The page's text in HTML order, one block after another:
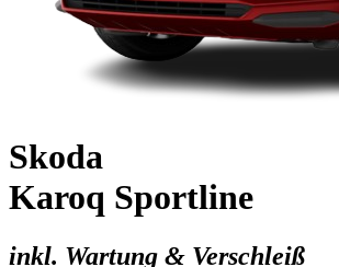
Skoda
Karoq Sportline
inkl. Wartung & Verschleiß